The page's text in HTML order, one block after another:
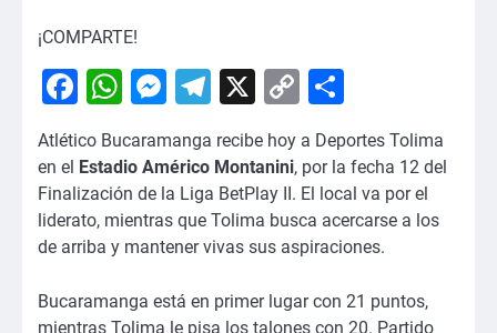
¡COMPARTE!
Facebook
WhatsApp
Messenger
Telegram
X
Copy
Link
Atlético Bucaramanga recibe hoy a Deportes Tolima
en el Estadio Américo Montanini, por la fecha 12 del
Finalización de la Liga BetPlay II. El local va por el
liderato, mientras que Tolima busca acercarse a los
de arriba y mantener vivas sus aspiraciones.
Bucaramanga está en primer lugar con 21 puntos,
mientras Tolima le pisa los talones con 20. Partido